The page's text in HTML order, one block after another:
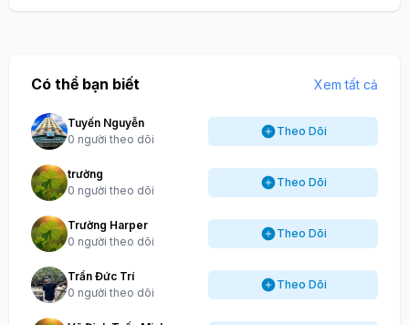
Có thể bạn biết Xem tất cả
Tuyến Nguyễn
0 người theo dõi
Theo Dõi
trường
0 người theo dõi
Theo Dõi
Trường Harper
0 người theo dõi
Theo Dõi
Trần Đức Trí
0 người theo dõi
Theo Dõi